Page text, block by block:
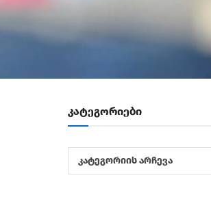
კატეგორიები
კატეგორიები
კატეგორიის არჩევა